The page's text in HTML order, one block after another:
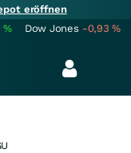
eröffnen
% Dow Jones -0,93%